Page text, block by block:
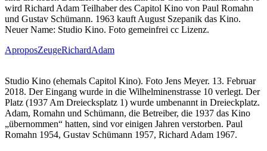
wird Richard Adam Teilhaber des Capitol Kino von Paul Romahn
und Gustav Schümann. 1963 kauft August Szepanik das Kino.
Neuer Name: Studio Kino. Foto gemeinfrei cc Lizenz.
AproposZeugeRichardAdam
Studio Kino (ehemals Capitol Kino). Foto Jens Meyer. 13. Februar
2018. Der Eingang wurde in die Wilhelminenstrasse 10 verlegt. Der
Platz (1937 Am Dreiecksplatz 1) wurde umbenannt in Dreieckplatz.
Adam, Romahn und Schümann, die Betreiber, die 1937 das Kino
„übernommen“ hatten, sind vor einigen Jahren verstorben. Paul
Romahn 1954, Gustav Schümann 1957, Richard Adam 1967.